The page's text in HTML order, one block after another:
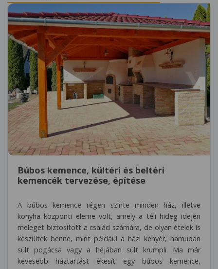
Búbos kemence, kültéri és beltéri
kemencék tervezése, építése
A búbos kemence régen szinte minden ház, illetve
konyha központi eleme volt, amely a téli hideg idején
meleget biztosított a család számára, de olyan ételek is
készültek benne, mint például a házi kenyér, hamuban
sült pogácsa vagy a héjában sült krumpli. Ma már
kevesebb háztartást ékesít egy búbos kemence,